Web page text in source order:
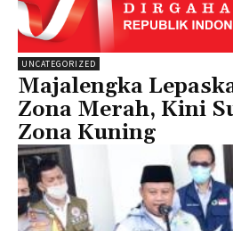
UNCATEGORIZED
Majalengka
Zona Merah, Kini
Zona Kuning